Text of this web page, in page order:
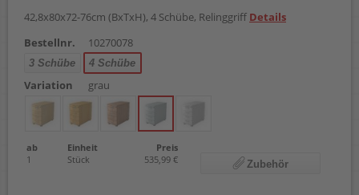
42,8x80x72-76cm (BxTxH), 4 Schübe, Relinggriff Details
Bestellnr.
10270078
3 Schübe 4 Schübe
Variation grau
ab Einheit
Preis
1
Stück 535,99 € Zubehör